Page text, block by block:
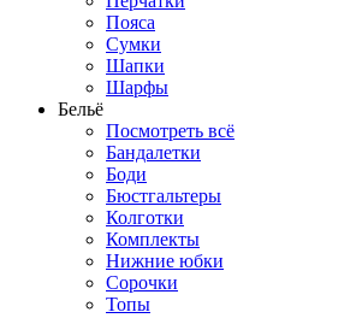
Пояса
Сумки
Шапки
Шарфы
Бельё
Посмотреть всё
Бандалетки
Боди
Бюстгальтеры
Колготки
Комплекты
Нижние юбки
Сорочки
Топы